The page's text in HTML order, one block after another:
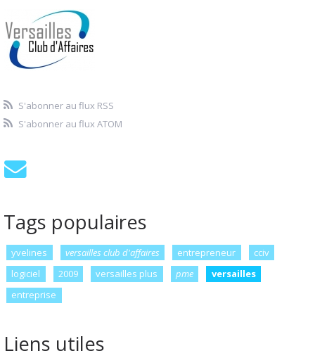
S'abonner au flux RSS
S'abonner au flux ATOM
Tags populaires
yvelines versailles club d'affaires entrepreneur
cciv
logiciel
2009 versailles plus pme
versailles
entreprise
Liens utiles